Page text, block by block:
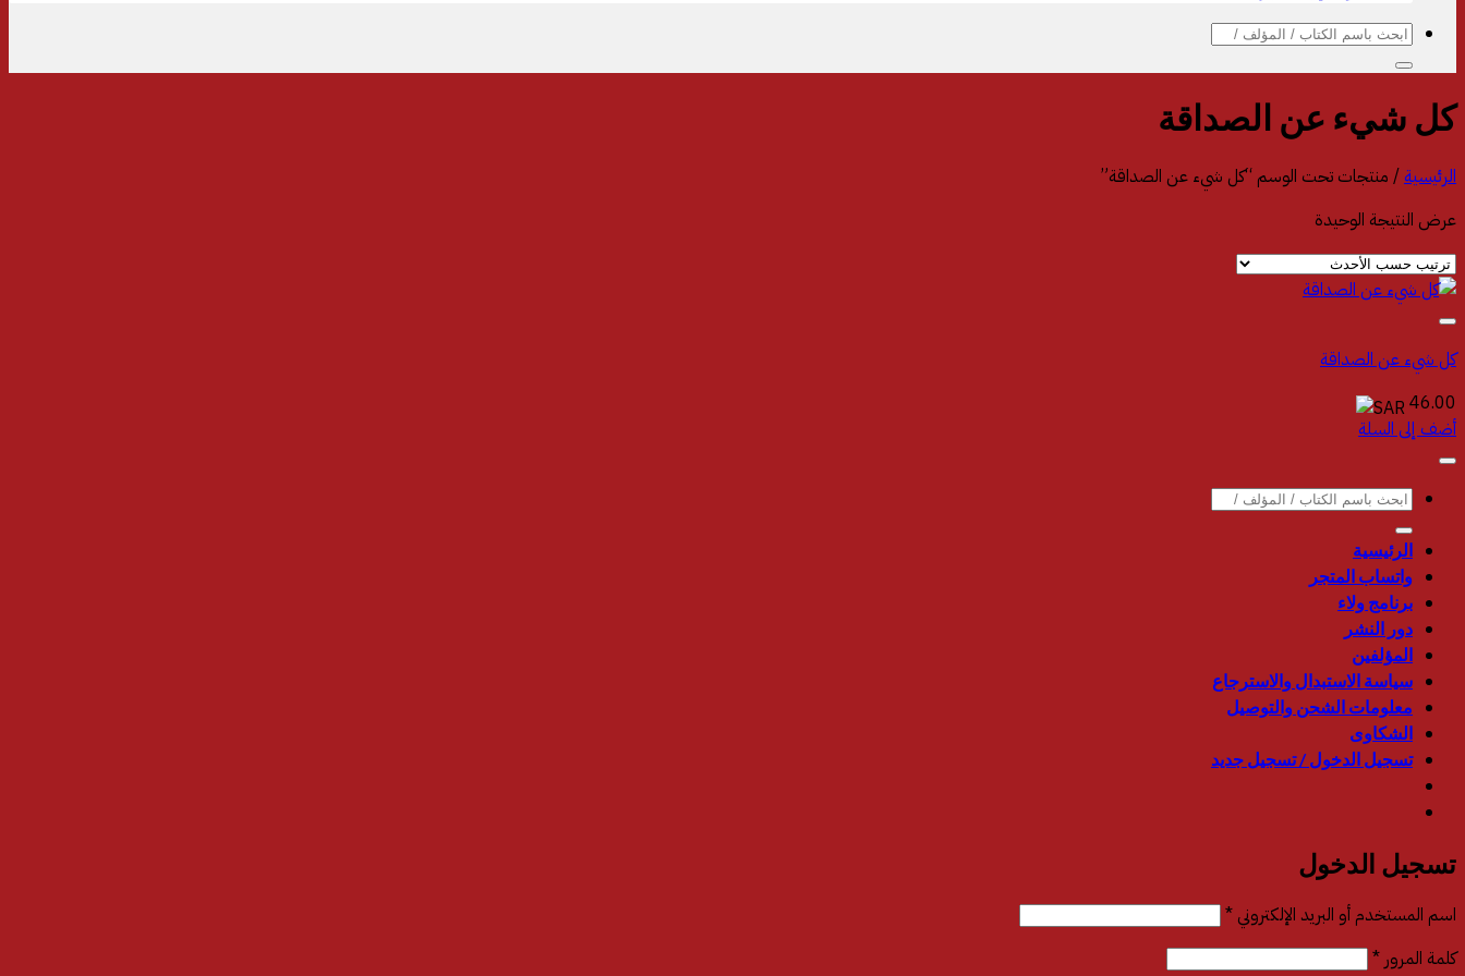
البحث
عن:
الرئيسية/ منتجات تحت الوسم “‎كل شيء عن الصداقة‎”
عرض النتيجة الوحيدة
46.00
أضف إلى السلة
البحث
عن:
الرئيسية
واتساب المتجر
برنامج ولاء
دور النشر
المؤلفين
سياسة الاستبدال والاسترجاع
معلومات الشحن والتوصيل
الشكاوى
تسجيل الدخول / تسجيل جديد
تسجيل الدخول
اسم المستخدم أو البريد الإلكتروني *مطلوبة
كلمة المرور *مطلوبة